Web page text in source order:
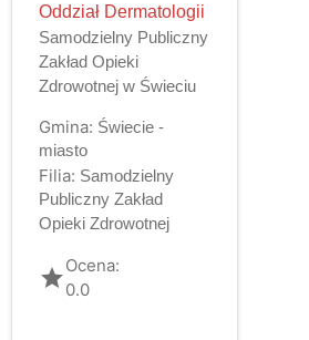
Oddział Dermatologii
Samodzielny Publiczny
Zakład Opieki
Zdrowotnej w Świeciu
Gmina: Świecie -
miasto
Filia: Samodzielny
Publiczny Zakład
Opieki Zdrowotnej
gradeOcena:
0.0